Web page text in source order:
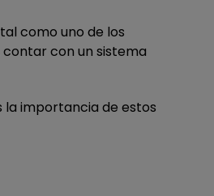
como uno de los
con un sistema
la importancia de estos